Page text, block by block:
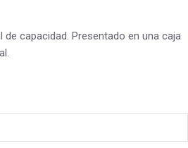
de capacidad. Presentado en una caja